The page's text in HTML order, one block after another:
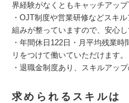
界経験がなくともキャッチアップ
・OJT制度や営業研修などスキ
組みが整っていますので、安心
・年間休日122日・月平均残業
リをつけて働いていただけます。
・退職金制度あり、スキルアッ
求められるスキルは